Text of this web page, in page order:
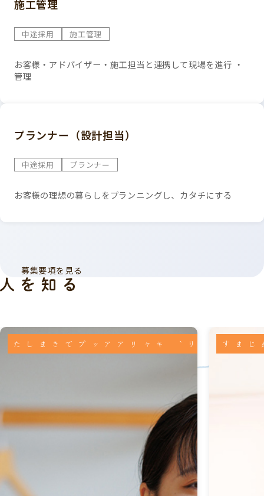
施工管理
中途採用 施工管理
お客様・アドバイザー・施工担当と連携して現場を進行 ・
管理
プランナー（設計担当）
中途採用 プランナー
お客様の理想の暮らしをプランニングし、カタチにする
募集要項を見る
信頼関係を積み重ねながら、 未経験でも職人さんからのフォローもあり、
キャリアアップできました 「ありがとう」の声にやりがいを感じます